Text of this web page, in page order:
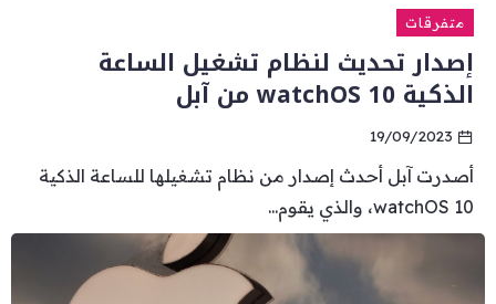
متفرقات
إصدار تحديث لنظام تشغيل الساعة
الذكية watchOS 10 من آبل
19/09/2023
أصدرت آبل أحدث إصدار من نظام تشغيلها للساعة الذكية
watchOS 10، والذي يقوم...